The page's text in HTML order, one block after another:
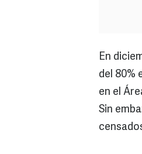
En
del 80%
en el
Sin